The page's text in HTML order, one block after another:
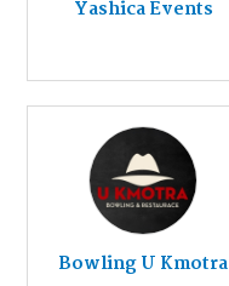
Yashica Events
Bowling U Kmotra